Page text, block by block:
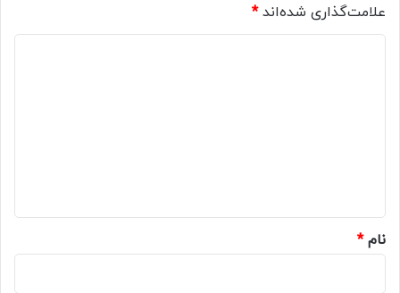
علامت‌گذاری شده‌اند*
نام*